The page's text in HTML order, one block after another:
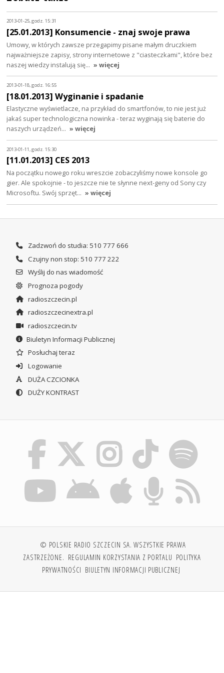
2013-01-25, godz. 15:31
[25.01.2013] Konsumencie - znaj swoje prawa
Umowy, w których zawsze przegapimy pisane małym druczkiem
najważniejsze zapisy, strony internetowe z "ciasteczkami", które bez
naszej wiedzy instalują się… » więcej
2013-01-18, godz. 16:55
[18.01.2013] Wyginanie i spadanie
Elastyczne wyświetlacze, na przykład do smartfonów, to nie jest już
jakaś super technologiczna nowinka - teraz wyginają się baterie do
naszych urządzeń… » więcej
2013-01-11, godz. 15:30
[11.01.2013] CES 2013
Na początku nowego roku wreszcie zobaczyliśmy nowe konsole go
gier. Ale spokojnie - to jeszcze nie te słynne next-geny od Sony czy
Microsoftu. Swój sprzęt… » więcej
Zadzwoń do studia: 510 777 666
Czujny non stop: 510 777 222
Wyślij do nas wiadomość
Prognoza pogody
radioszczecin.pl
radioszczecinextra.pl
radioszczecin.tv
Biuletyn Informacji Publicznej
Posłuchaj teraz
Logowanie
DUŻA CZCIONKA
DUŻY KONTRAST
© POLSKIE RADIO SZCZECIN SA. WSZYSTKIE PRAWA
ZASTRZEŻONE. REGULAMIN KORZYSTANIA Z PORTALU POLITYKA
PRYWATNOŚCI BIULETYN INFORMACJI PUBLICZNEJ